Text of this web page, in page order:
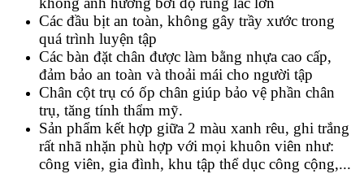
Các đầu bịt an toàn, không gây trầy xước trong
quá trình luyện tập
Các bàn đặt chân được làm bằng nhựa cao cấp,
đảm bảo an toàn và thoải mái cho người tập
Chân cột trụ có ốp chân giúp bảo vệ phần chân
trụ, tăng tính thẩm mỹ.
Sản phẩm kết hợp giữa 2 màu xanh rêu, ghi trắng
rất nhã nhặn phù hợp với mọi khuôn viên như:
công viên, gia đình, khu tập thể dục công cộng,...